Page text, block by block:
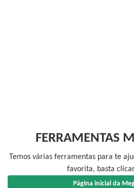
FERRAMENTAS
Temos várias ferramentas para te
favorita, basta
Página inicial da